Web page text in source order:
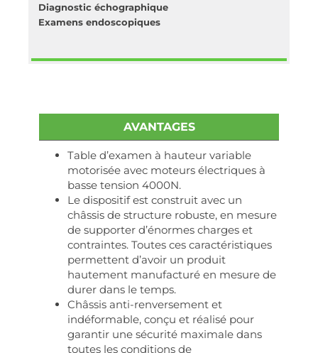
Diagnostic échographique
Examens endoscopiques
AVANTAGES
Table d’examen à hauteur variable
motorisée avec moteurs électriques à
basse tension 4000N.
Le dispositif est construit avec un
châssis de structure robuste, en mesure
de supporter d’énormes charges et
contraintes. Toutes ces caractéristiques
permettent d’avoir un produit
hautement manufacturé en mesure de
durer dans le temps.
Châssis anti-renversement et
indéformable, conçu et réalisé pour
garantir une sécurité maximale dans
toutes les conditions de